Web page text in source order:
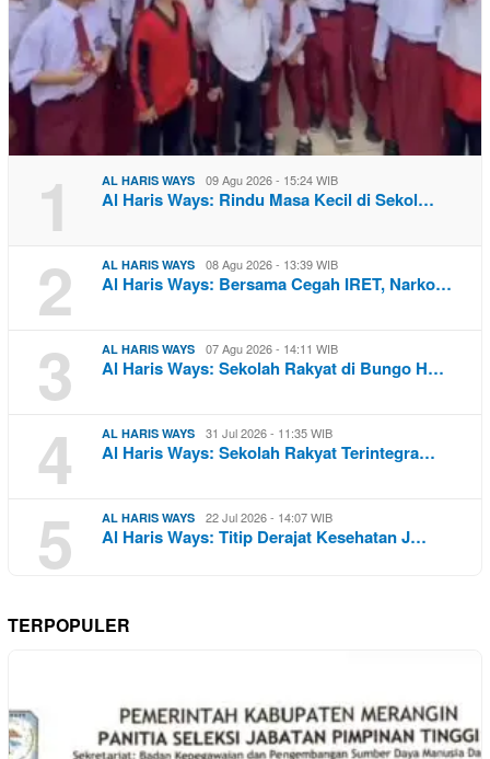
1 AL HARIS WAYS 09 Agu 2026 - 15:24 WIB
Al Haris Ways: Rindu Masa Kecil di Sekol…
2 AL HARIS WAYS 08 Agu 2026 - 13:39 WIB
Al Haris Ways: Bersama Cegah IRET, Narko…
3 AL HARIS WAYS 07 Agu 2026 - 14:11 WIB
Al Haris Ways: Sekolah Rakyat di Bungo H…
4 AL HARIS WAYS 31 Jul 2026 - 11:35 WIB
Al Haris Ways: Sekolah Rakyat Terintegra…
5 AL HARIS WAYS 22 Jul 2026 - 14:07 WIB
Al Haris Ways: Titip Derajat Kesehatan J…
TERPOPULER